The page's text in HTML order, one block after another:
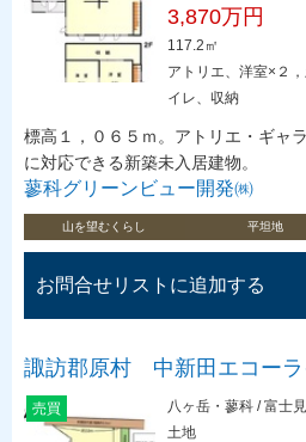
3,870万円
117.2㎡
アトリエ、洋室×２
イレ、収納
標高１，０６５ｍ。アトリエ・ギャ
に対応できる新築未入居建物。
蓼科グリーンビュー開発㈱
山を望むくらし 平坦地
お問合せリストに追加する
諏訪郡原村 中新田エコーラ
売買
八ヶ岳・蓼科 / 富士
土地